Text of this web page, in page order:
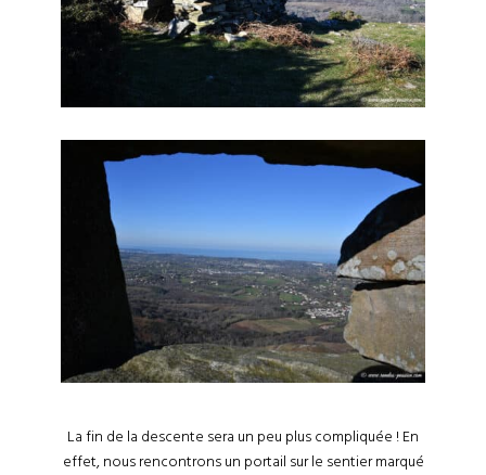
La fin de la descente sera un peu plus compliquée ! En
effet, nous rencontrons un portail sur le sentier marqué